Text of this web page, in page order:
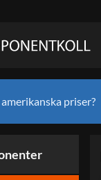
priser?